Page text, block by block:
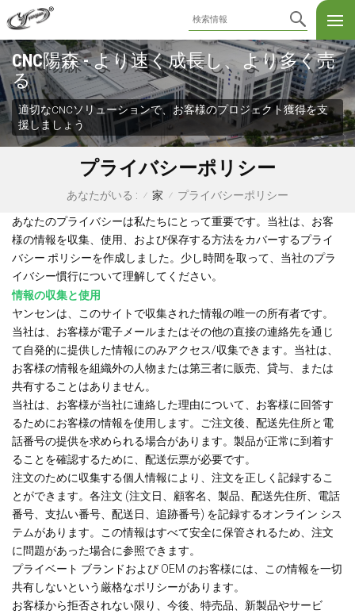
CNC陽森 - より速く成長し、より多く売
る
適切なCNCソリューションで、お客様のプロジェクト獲得を支
援しましょう
プライバシーポリシー
あなたがいる : / 家 / プライバシーポリシー
あなたのプライバシーは私たちにとって重要です。当社は、お客
様の情報を収集、使用、および保存する方法をカバーするプライ
バシー ポリシーを作成しました。少し時間を取って、当社のプラ
イバシー慣行について理解してください。
情報の収集と使用
ヤンセンは、このサイトで収集された情報の唯一の所有者です。
当社は、お客様が電子メールまたはその他の直接の連絡先を通じ
て自発的に提供した情報にのみアクセス/収集できます。当社は、
お客様の情報を組織外の人物または第三者に販売、貸与、または
共有することはありません。
当社は、お客様が当社に連絡した理由について、お客様に回答す
るためにお客様の情報を使用します。ご注文後、配送先住所と電
話番号の提供を求められる場合があります。製品が正常に到着す
ることを確認するために、配送伝票が必要です。
注文のために収集する個人情報により、注文を正しく記録するこ
とができます。各注文 (注文日、顧客名、製品、配送先住所、電話
番号、支払い番号、配送日、追跡番号) を記録するオンライン シス
テムがあります。この情報はすべて安全に保管されるため、注文
に問題があった場合に参照できます。
プライベート ブランドおよび OEM のお客様には、この情報を一切
共有しないという厳格なポリシーがあります。
お客様から拒否されない限り、今後、特売品、新製品やサービ